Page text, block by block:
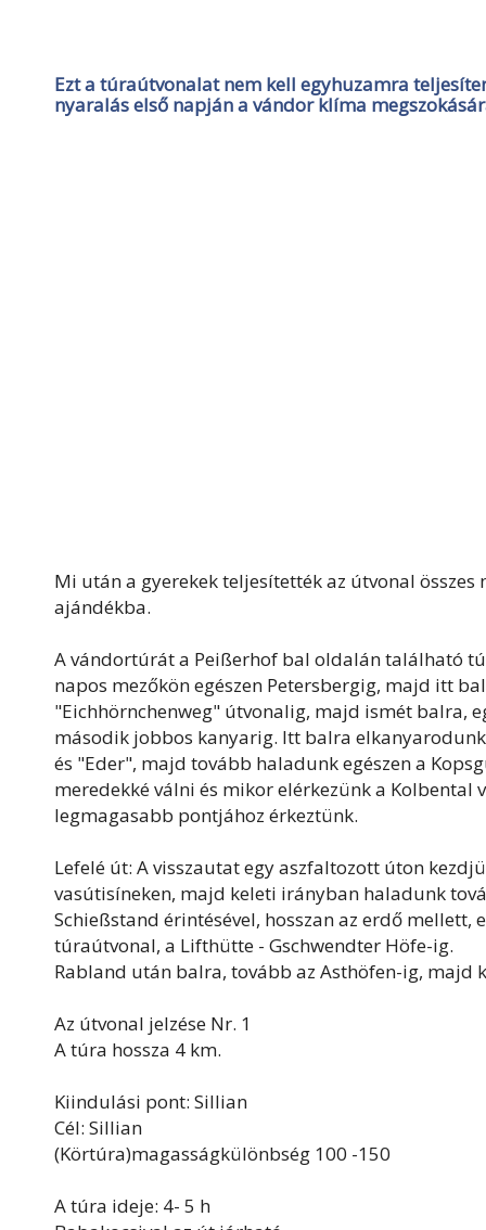
Ezt a túraútvonalat nem kell egyhuzamra
nyaralás első napján a vándor klíma
Mi után a gyerekek teljesítették az útvonal
ajándékba.
A vándortúrát a Peißerhof bal oldalán található
napos mezőkön egészen Petersbergig, majd itt
"Eichhörnchenweg" útvonalig, majd ismét balra,
második jobbos kanyarig. Itt balra
és "Eder", majd tovább haladunk egészen a
meredekké válni és mikor elérkezünk a
legmagasabb pontjához érkeztünk.
Lefelé út: A visszautat egy aszfaltozott úton
vasútisíneken, majd keleti irányban haladunk
Schießstand érintésével, hosszan az erdő mellett,
túraútvonal, a Lifthütte - Gschwendter Höfe-ig.
Rabland után balra, tovább az Asthöfen-ig, majd
Az útvonal jelzése Nr. 1
A túra hossza 4 km.
Kiindulási pont: Sillian
Cél: Sillian
(Körtúra)magasságkülönbség 100 -150
A túra ideje: 4- 5 h